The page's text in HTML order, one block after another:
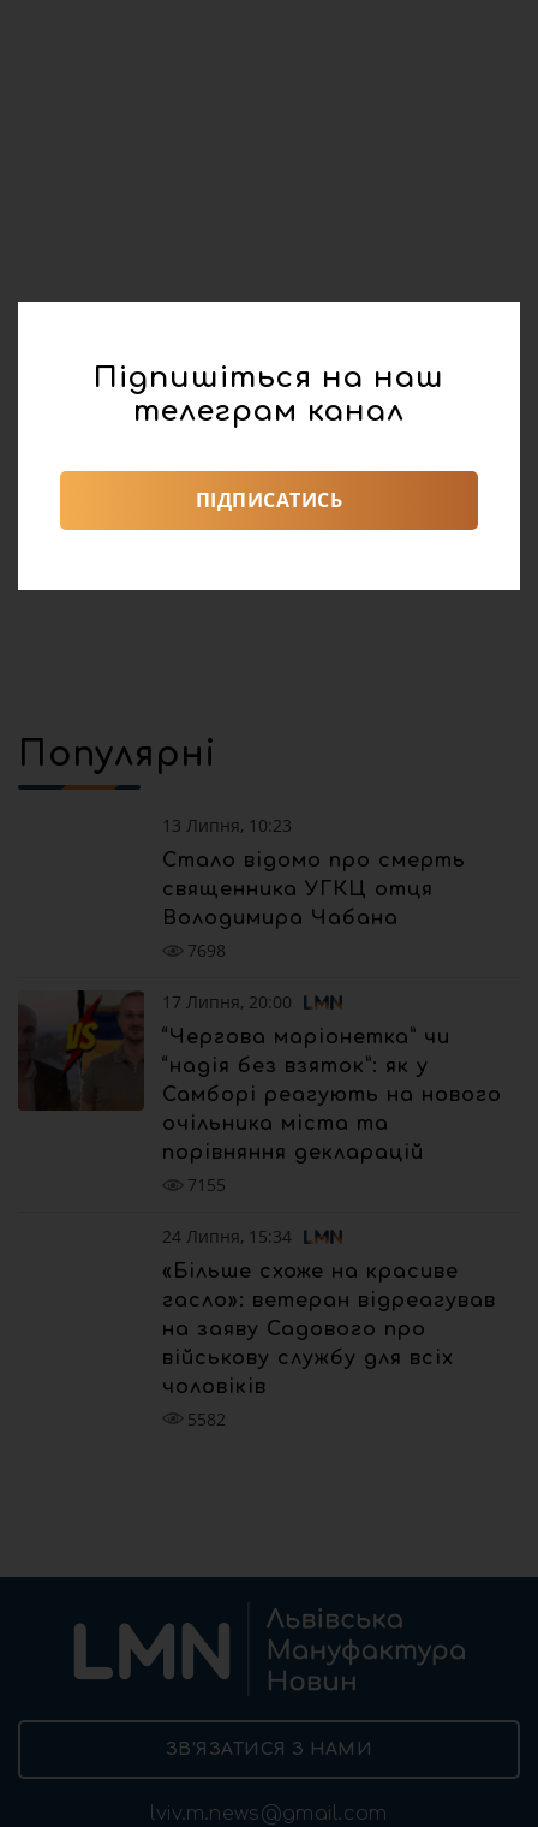
Поділитися:
Популярні
13 Липня, 10:23
Стало відомо про смерть
священника УГКЦ отця
Володимира Чабана
7698
17 Липня, 20:00
“Чергова маріонетка” чи
“надія без взяток”: як у
Самборі реагують на нового
очільника міста та
порівняння декларацій
7155
24 Липня, 15:34
«Більше схоже на красиве
гасло»: ветеран відреагував
на заяву Садового про
військову службу для всіх
чоловіків
5582
ЗВ’ЯЗАТИСЯ З НАМИ
lviv.m.news@gmail.com
Підпишіться на наш
телеграм канал
ПІДПИСАТИСЬ